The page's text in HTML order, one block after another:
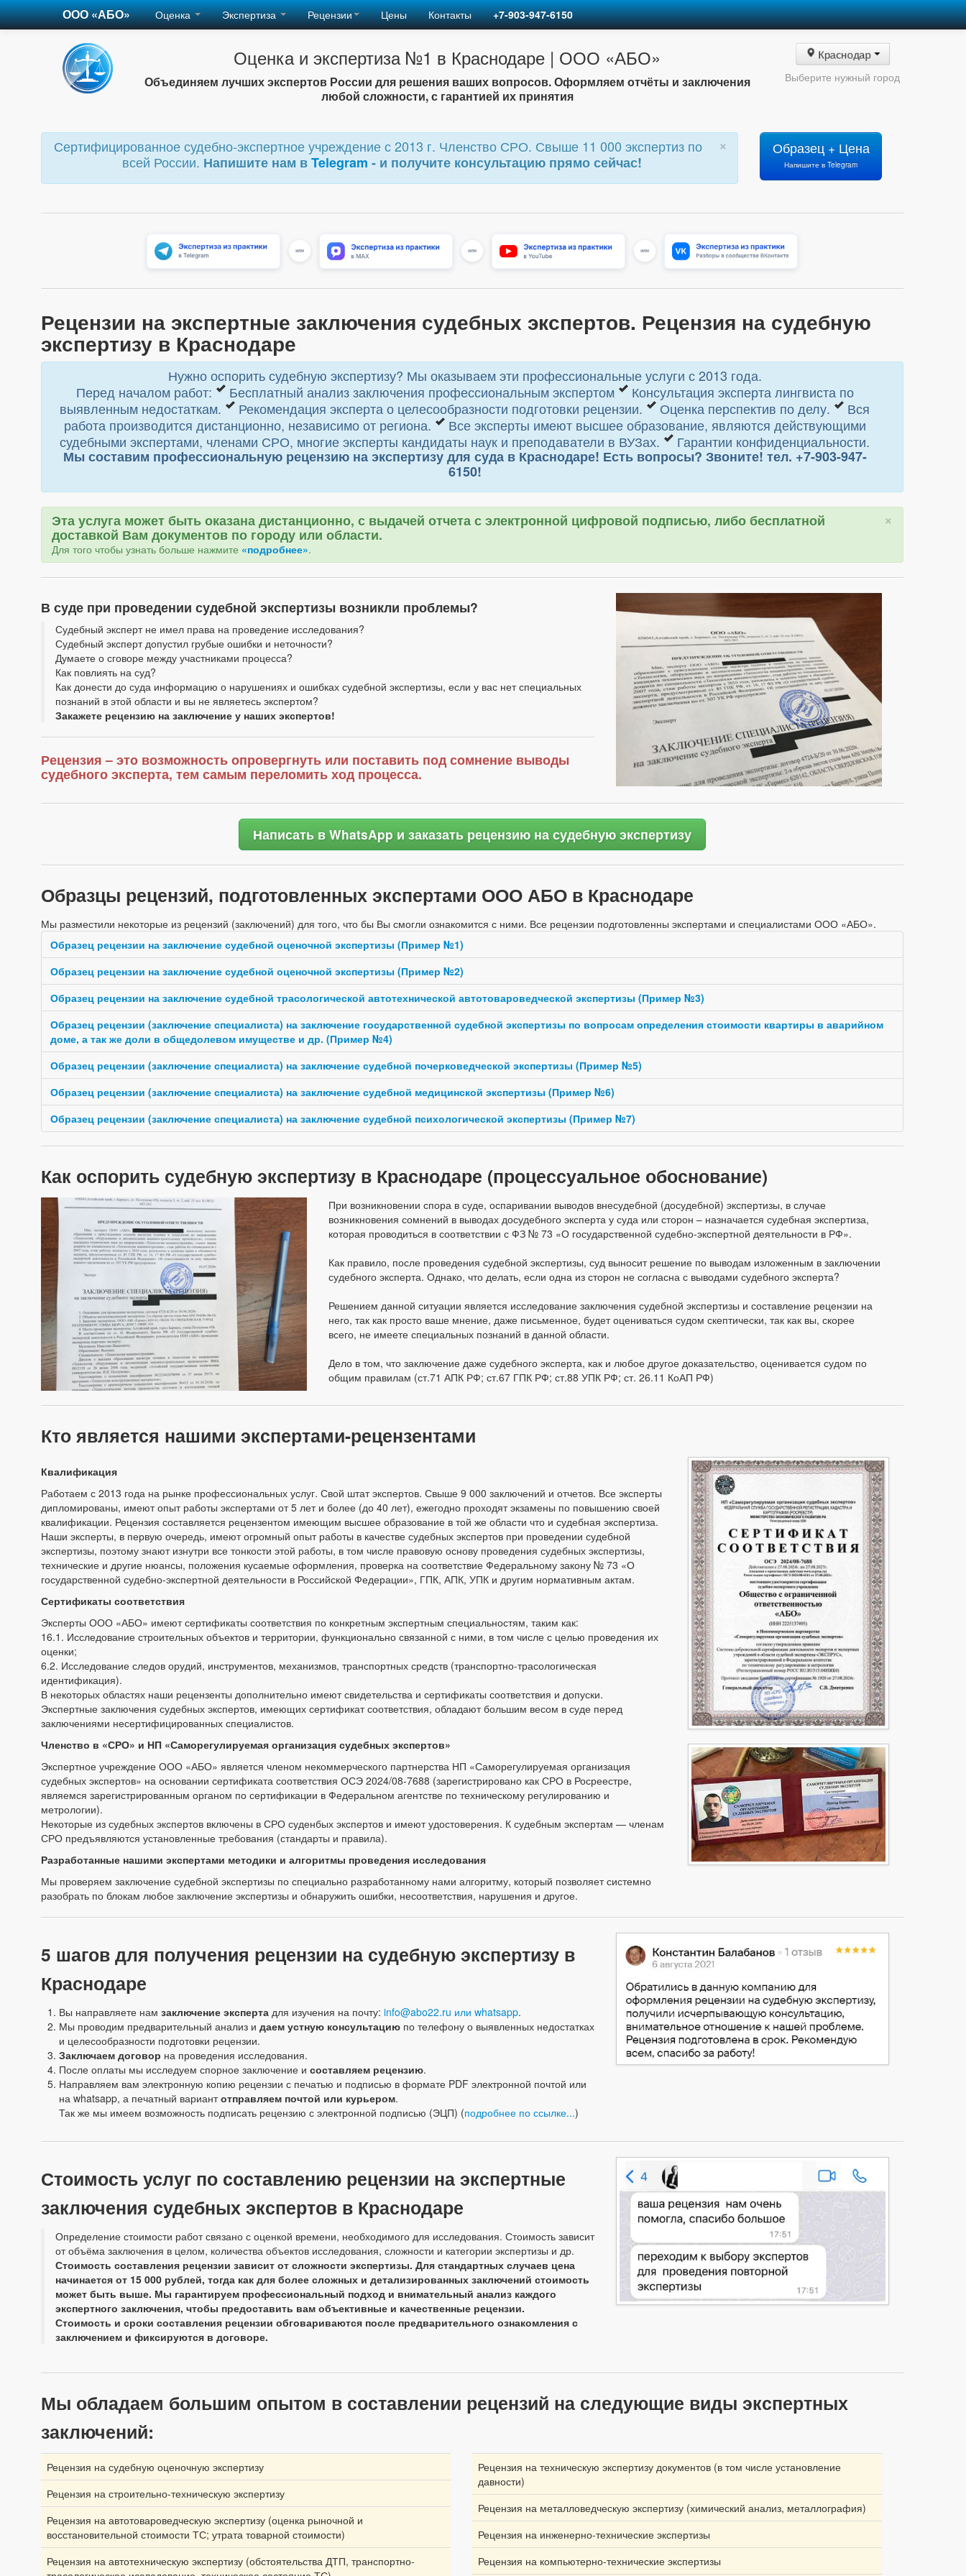
ООО «АБО» Оценка Экспертиза Рецензии Цены Контакты +7-903-947-6150
Оценка и экспертиза №1 в Краснодаре | ООО «АБО»
Объединяем лучших экспертов России для решения ваших вопросов. Оформляем отчёты и заключения
любой сложности, с гарантией их принятия
Краснодар
Выберите нужный город
×
Сертифицированное судебно-экспертное учреждение с 2013 г. Членство СРО. Свыше 11 000 экспертиз по
всей России. Напишите нам вTelegram - и получите консультацию прямо сейчас!
Образец + Цена
Напишите в Telegram
Рецензии на экспертные заключения судебных экспертов. Рецензия на судебную
экспертизу в Краснодаре
Нужно оспорить судебную экспертизу? Мы оказываем эти профессиональные услуги с 2013 года.
Перед началом работ:
Бесплатный анализ заключения профессиональным экспертом
Консультация эксперта лингвиста по
выявленным недостаткам.
Рекомендация эксперта о целесообразности подготовки рецензии. Оценка перспектив по делу.
Вся
работа производится дистанционно, независимо от региона.
Все эксперты имеют высшее образование, являются действующими
судебными экспертами, членами СРО, многие эксперты кандидаты наук и преподаватели в ВУЗах.
Гарантии конфиденциальности.
Мы составим профессиональную рецензию на экспертизу для суда в Краснодаре! Есть вопросы? Звоните! тел. +7-903-947-
6150!
×
Эта услуга может быть оказана дистанционно, с выдачей отчета с электронной цифровой подписью, либо бесплатной
доставкой Вам документов по городу или области.
Для того чтобы узнать больше нажмите «подробнее».
В суде при проведении судебной экспертизы возникли проблемы?
Судебный эксперт не имел права на проведение исследования?
Судебный эксперт допустил грубые ошибки и неточности?
Думаете о сговоре между участниками процесса?
Как повлиять на суд?
Как донести до суда информацию о нарушениях и ошибках судебной экспертизы, если у вас нет специальных
познаний в этой области и вы не являетесь экспертом?
Закажете рецензию на заключение у наших экспертов!
Рецензия – это возможность опровергнуть или поставить под сомнение выводы
судебного эксперта, тем самым переломить ход процесса.
Написать в WhatsApp и заказать рецензию на судебную экспертизу
Образцы рецензий, подготовленных экспертами ООО АБО в Краснодаре
Мы разместили некоторые из рецензий (заключений) для того, что бы Вы смогли ознакомится с ними. Все рецензии подготовленны экспертами и специалистами ООО «АБО».
Образец рецензии на заключение судебной оценочной экспертизы (Пример №1)
Образец рецензии на заключение судебной оценочной экспертизы (Пример №2)
Образец рецензии на заключение судебной трасологической автотехнической автотовароведческой экспертизы (Пример №3)
Образец рецензии (заключение специалиста) на заключение государственной судебной экспертизы по вопросам определения стоимости квартиры в аварийном
доме, а так же доли в общедолевом имуществе и др. (Пример №4)
Образец рецензии (заключение специалиста) на заключение судебной почерковедческой экспертизы (Пример №5)
Образец рецензии (заключение специалиста) на заключение судебной медицинской экспертизы (Пример №6)
Образец рецензии (заключение специалиста) на заключение судебной психологической экспертизы (Пример №7)
Как оспорить судебную экспертизу в Краснодаре (процессуальное обоснование)
При возникновении спора в суде, оспаривании выводов внесудебной (досудебной) экспертизы, в случае
возникновения сомнений в выводах досудебного эксперта у суда или сторон – назначается судебная экспертиза,
которая проводиться в соответствии с ФЗ № 73 «О государственной судебно-экспертной деятельности в РФ».
Как правило, после проведения судебной экспертизы, суд выносит решение по выводам изложенным в заключении
судебного эксперта. Однако, что делать, если одна из сторон не согласна с выводами судебного эксперта?
Решением данной ситуации является исследование заключения судебной экспертизы и составление рецензии на
него, так как просто ваше мнение, даже письменное, будет оцениваться судом скептически, так как вы, скорее
всего, не имеете специальных познаний в данной области.
Дело в том, что заключение даже судебного эксперта, как и любое другое доказательство, оценивается судом по
общим правилам (ст.71 АПК РФ; ст.67 ГПК РФ; ст.88 УПК РФ; ст. 26.11 КоАП РФ)
Кто является нашими экспертами-рецензентами
Квалификация
Работаем с 2013 года на рынке профессиональных услуг. Свой штат экспертов. Свыше 9 000 заключений и отчетов. Все эксперты
дипломированы, имеют опыт работы экспертами от 5 лет и более (до 40 лет), ежегодно проходят экзамены по повышению своей
квалификации. Рецензия составляется рецензентом имеющим высшее образование в той же области что и судебная экспертиза.
Наши эксперты, в первую очередь, имеют огромный опыт работы в качестве судебных экспертов при проведении судебной
экспертизы, поэтому знают изнутри все тонкости этой работы, в том числе правовую основу проведения судебных экспертизы,
технические и другие нюансы, положения кусаемые оформления, проверка на соответствие Федеральному закону № 73 «О
государственной судебно-экспертной деятельности в Российской Федерации», ГПК, АПК, УПК и другим нормативным актам.
Сертификаты соответствия
Эксперты ООО «АБО» имеют сертификаты соответствия по конкретным экспертным специальностям, таким как:
16.1. Исследование строительных объектов и территории, функционально связанной с ними, в том числе с целью проведения их
оценки;
6.2. Исследование следов орудий, инструментов, механизмов, транспортных средств (транспортно-трасологическая
идентификация).
В некоторых областях наши рецензенты дополнительно имеют свидетельства и сертификаты соответствия и допуски.
Экспертные заключения судебных экспертов, имеющих сертификат соответствия, обладают большим весом в суде перед
заключениями несертифицированных специалистов.
Членство в «СРО» и НП «Саморегулируемая организация судебных экспертов»
Экспертное учреждение ООО «АБО» является членом некоммерческого партнерства НП «Саморегулируемая организация
судебных экспертов» на основании сертификата соответствия ОСЭ 2024/08-7688 (зарегистрировано как СРО в Росреестре,
являемся зарегистрированным органом по сертификации в Федеральном агентстве по техническому регулированию и
метрологии).
Некоторые из судебных экспертов включены в СРО суденбых экспертов и имеют удостоверения. К судебным экспертам — членам
СРО предъявляются установленные требования (стандарты и правила).
Разработанные нашими экспертами методики и алгоритмы проведения исследования
Мы проверяем заключение судебной экспертизы по специально разработанному нами алгоритму, который позволяет системно
разобрать по блокам любое заключение экспертизы и обнаружить ошибки, несоответствия, нарушения и другое.
5 шагов для получения рецензии на судебную экспертизу в
Краснодаре
Вы направляете нам заключение эксперта для изучения на почту: info@abo22.ru или whatsapp.
Мы проводим предварительный анализ и даем устную консультацию по телефону о выявленных недостатках
и целесообразности подготовки рецензии.
Заключаем договор на проведения исследования.
После оплаты мы исследуем спорное заключение и составляем рецензию.
Направляем вам электронную копию рецензии с печатью и подписью в формате PDF электронной почтой или
на whatsapp, а печатный вариантотправляем почтой или курьером.
Так же мы имеем возможность подписать рецензию с электронной подписью (ЭЦП) (подробнее по ссылке...)
Стоимость услуг по составлению рецензии на экспертные
заключения судебных экспертов в Краснодаре
Определение стоимости работ связано с оценкой времени, необходимого для исследования. Стоимость зависит
от объёма заключения в целом, количества объектов исследования, сложности и категории экспертизы и др.
Стоимость составления рецензии зависит от сложности экспертизы. Для стандартных случаев цена
начинается от 15 000 рублей, тогда как для более сложных и детализированных заключений стоимость
может быть выше. Мы гарантируем профессиональный подход и внимательный анализ каждого
экспертного заключения, чтобы предоставить вам объективные и качественные рецензии.
Стоимость и сроки составления рецензии обговариваются после предварительного ознакомления с
заключением и фиксируются в договоре.
Мы обладаем большим опытом в составлении рецензий на следующие виды экспертных
заключений:
Рецензия на судебную оценочную экспертизу
Рецензия на строительно-техническую экспертизу
Рецензия на автотовароведческую экспертизу (оценка рыночной и
восстановительной стоимости ТС; утрата товарной стоимости)
Рецензия на автотехническую экспертизу (обстоятельства ДТП, транспортно-
Рецензия на техническую экспертизу документов (в том числе установление
давности)
Рецензия на металловедческую экспертизу (химический анализ, металлография)
Рецензия на инженерно-технические экспертизы
Рецензия на компьютерно-технические экспертизы